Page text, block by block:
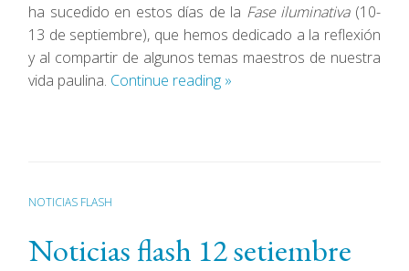
ha sucedido en estos días de la Fase iluminativa(10-
13 de septiembre), que hemos dedicado a la reflexión
y al compartir de algunos temas maestros de nuestra
vida paulina. Continue reading »
NOTICIAS FLASH
Noticias flash 12 setiembre